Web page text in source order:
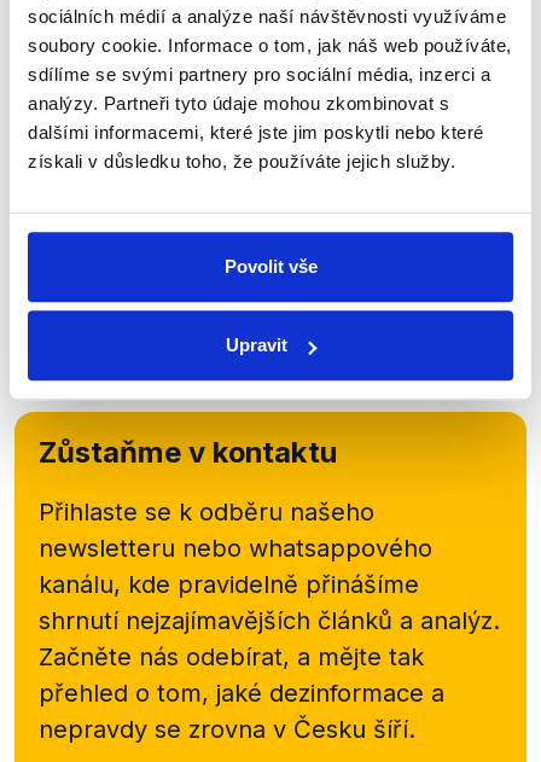
sociálních médií a analýze naší návštěvnosti využíváme
soubory cookie. Informace o tom, jak náš web používáte,
sdílíme se svými partnery pro sociální média, inzerci a
analýzy. Partneři tyto údaje mohou zkombinovat s
dalšími informacemi, které jste jim poskytli nebo které
získali v důsledku toho, že používáte jejich služby.
Povolit vše
Upravit
zodpovědnost vlády za tvorbu zahraniční politiky.
Podle novelyzákonač.2/1969 Sb. (Kompetenční
zákon) je dle §6 Ministerstvo zahraničí ústředním
orgánem státní správy České republiky pro oblast
zahraniční politiky. Ve třech odstavcích jsou
rozepsány úkoly Ministerstva zahraničí.
‹ PŘEDCHOZÍ 1 … 5 6 7 8
Zůstaňme v kontaktu
Přihlaste se k odběru našeho
newsletteru nebo whatsappového
kanálu, kde pravidelně přinášíme
shrnutí nejzajímavějších článků a analýz.
Začněte nás odebírat, a mějte tak
přehled o tom, jaké dezinformace a
nepravdy se zrovna v Česku šíří.